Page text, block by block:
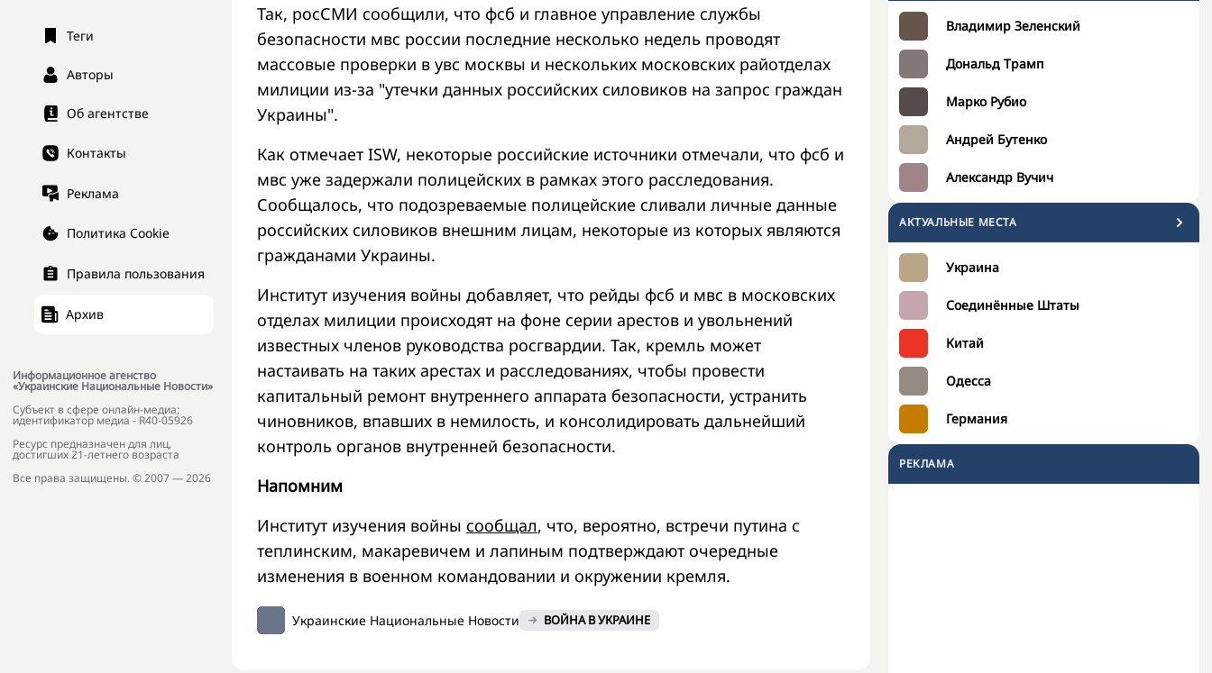
Теги
Авторы
Об агентстве
Контакты
Реклама
Политика Cookie
Правила пользования
Архив
Информационное агенство
«Украинские Национальные Новости»
Субъект в сфере онлайн-медиа;
идентификатор медиа - R40-05926
Ресурс предназначен для лиц,
достигших 21-летнего возраста
Все права защищены. © 2007 — 2026
Владимир Зеленский
Дональд Трамп
Марко Рубио
Андрей Бутенко
Александр Вучич
АКТУАЛЬНЫЕ МЕСТА
Украина
Соединённые Штаты
Китай
Одесса
Германия
РЕКЛАМА
Так, росСМИ сообщили, что фсб и главное управление службы
безопасности мвс россии последние несколько недель проводят
массовые проверки в увс москвы и нескольких московских райотделах
милиции из-за "утечки данных российских силовиков на запрос граждан
Украины".
Как отмечает ISW, некоторые российские источники отмечали, что фсб и
мвс уже задержали полицейских в рамках этого расследования.
Сообщалось, что подозреваемые полицейские сливали личные данные
российских силовиков внешним лицам, некоторые из которых являются
гражданами Украины.
Институт изучения войны добавляет, что рейды фсб и мвс в московских
отделах милиции происходят на фоне серии арестов и увольнений
известных членов руководства росгвардии. Так, кремль может
настаивать на таких арестах и расследованиях, чтобы провести
капитальный ремонт внутреннего аппарата безопасности, устранить
чиновников, впавших в немилость, и консолидировать дальнейший
контроль органов внутренней безопасности.
Напомним
Институт изучения войны сообщал, что, вероятно, встречи путина с
теплинским, макаревичем и лапиным подтверждают очередные
изменения в военном командовании и окружении кремля.
Украинские Национальные Новости ВОЙНА В УКРАИНЕ